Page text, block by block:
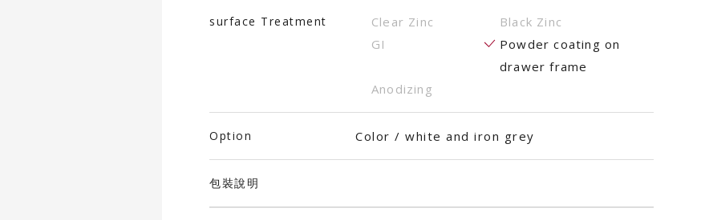
surface Treatment Clear Zinc
Black Zinc
GI
Powder coating on
drawer frame
Anodizing
Option Color / white and iron grey
包裝說明